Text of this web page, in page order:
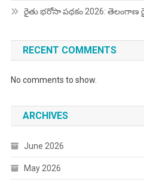
రైతు భరోసా పథకం 2026: తెలంగాణ
RECENT COMMENTS
No comments to show.
ARCHIVES
June 2026
May 2026